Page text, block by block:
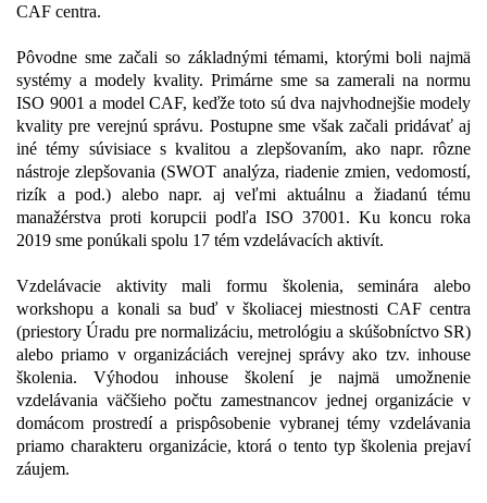
CAF centra.
Pôvodne sme začali so základnými témami, ktorými boli najmä
systémy a modely kvality. Primárne sme sa zamerali na normu
ISO 9001 a model CAF, keďže toto sú dva najvhodnejšie modely
kvality pre verejnú správu. Postupne sme však začali pridávať aj
iné témy súvisiace s kvalitou a zlepšovaním, ako napr. rôzne
nástroje zlepšovania (SWOT analýza, riadenie zmien, vedomostí,
rizík a pod.) alebo napr. aj veľmi aktuálnu a žiadanú tému
manažérstva proti korupcii podľa ISO 37001. Ku koncu roka
2019 sme ponúkali spolu 17 tém vzdelávacích aktivít.
Vzdelávacie aktivity mali formu školenia, seminára alebo
workshopu a konali sa buď v školiacej miestnosti CAF centra
(priestory Úradu pre normalizáciu, metrológiu a skúšobníctvo SR)
alebo priamo v organizáciách verejnej správy ako tzv. inhouse
školenia. Výhodou inhouse školení je najmä umožnenie
vzdelávania väčšieho počtu zamestnancov jednej organizácie v
domácom prostredí a prispôsobenie vybranej témy vzdelávania
priamo charakteru organizácie, ktorá o tento typ školenia prejaví
záujem.